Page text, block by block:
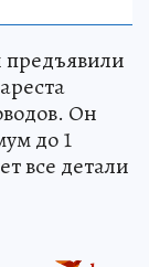
Он
до 1
все детали